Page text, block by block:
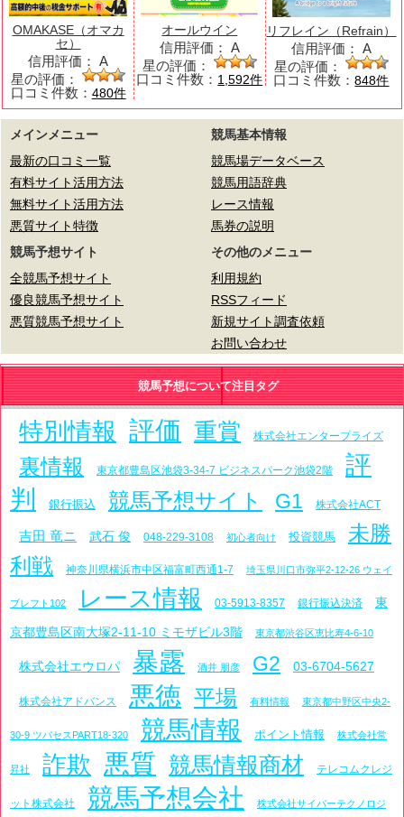
OMAKASE（オマカ
セ）
信用評価： A
星の評価：
口コミ件数： 480件
オールウイン
信用評価： A
星の評価：
口コミ件数： 1,592件
リフレイン（Refrain）
信用評価： A
星の評価：
口コミ件数：848件
メインメニュー
最新の口コミ一覧
有料サイト活用方法
無料サイト活用方法
悪質サイト特徴
競馬基本情報
競馬場データベース
競馬用語辞典
レース情報
馬券の説明
競馬予想サイト
全競馬予想サイト
優良競馬予想サイト
悪質競馬予想サイト
その他のメニュー
利用規約
RSSフィード
新規サイト調査依頼
お問い合わせ
競馬予想について注目タグ
特別情報 評価 重賞 株式会社エンタープライズ
裏情報 東京都豊島区池袋3-34-7 ビジネスパーク池袋2階
評
判
銀行振込 競馬予想サイト G1 株式会社ACT
吉田 竜ニ 武石 俊 048-229-3108 初心者向け 投資競馬
未勝
利戦
神奈川県横浜市中区福富町西通1-7 埼玉県川口市弥平2-12-26 ウェイ
ブレフト102 レース情報 03-5913-8357 銀行振込決済 東
京都豊島区南大塚2-11-10 ミモザビル3階 東京都渋谷区恵比寿4-6-10
株式会社エウロパ 暴露 酒井 朋彦 G2 03-6704-5627
株式会社アドバンス 悪徳 平場 有料情報 東京都中野区中央2-
30-9 ツバセスPART18-320 競馬情報 ポイント情報 株式会社常
昇社 詐欺 悪質 競馬情報商材 テレコムクレジ
ット株式会社 競馬予想会社 株式会社サイバーテクノロジ